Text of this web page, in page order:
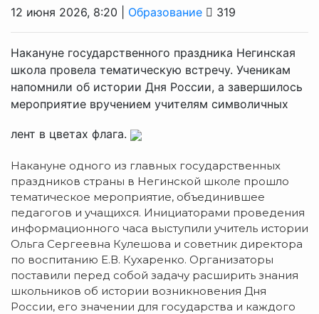
12 июня 2026, 8:20 | Образование 319
Накануне государственного праздника Негинская
школа провела тематическую встречу. Ученикам
напомнили об истории Дня России, а завершилось
мероприятие вручением учителям символичных
лент в цветах флага.
Накануне одного из главных государственных
праздников страны в Негинской школе прошло
тематическое мероприятие, объединившее
педагогов и учащихся. Инициаторами проведения
информационного часа выступили учитель истории
Ольга Сергеевна Кулешова и советник директора
по воспитанию Е.В. Кухаренко. Организаторы
поставили перед собой задачу расширить знания
школьников об истории возникновения Дня
России, его значении для государства и каждого